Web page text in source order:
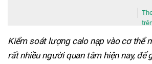
Kiểm soát lượng calo nạp vào cơ thể
rất nhiều người quan tâm hiện nay, để